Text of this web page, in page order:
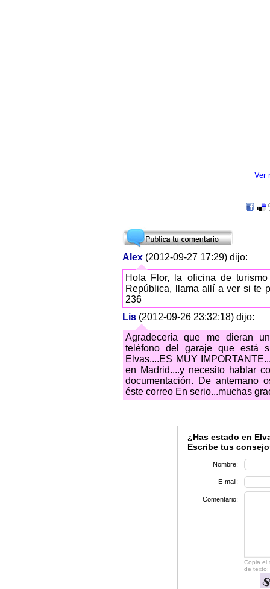
Ver
Alex (2012-09-27 17:29) dijo:
Hola Flor, la oficina de
República, llama allí a ver si te
236
Lis (2012-09-26 23:32:18) dijo:
Agradecería que me dieran
teléfono del garaje que está
Elvas....ES MUY
en Madrid....y necesito hablar
documentación. De antemano
éste correo En serio...muchas
¿Has estado en
Escribe tus
Nombre:
E-mail:
Comentario:
Copia el
de texto: